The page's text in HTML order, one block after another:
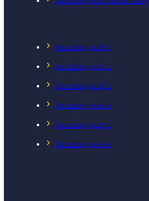
Văn phòng quận 1
Văn phòng quận 2
Văn phòng quận 3
Văn phòng quận 4
Văn phòng quận 5
Văn phòng quận 6